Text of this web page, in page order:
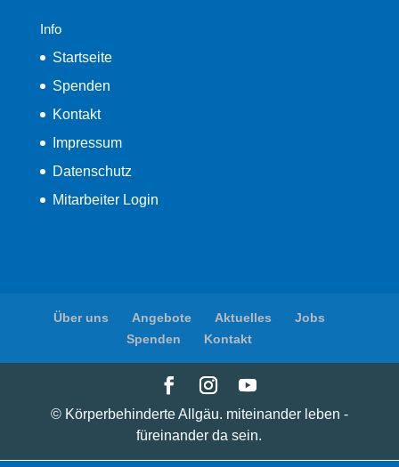
Info
Startseite
Spenden
Kontakt
Impressum
Datenschutz
Mitarbeiter Login
Über uns Angebote Aktuelles
Jobs
Spenden
Kontakt
© Körperbehinderte Allgäu. miteinander leben -
füreinander da sein.